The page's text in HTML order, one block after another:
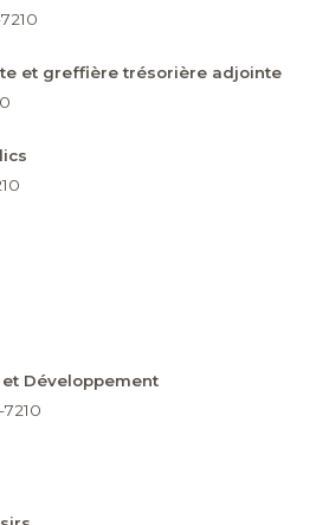
et greffière trésorière adjointe
Développement